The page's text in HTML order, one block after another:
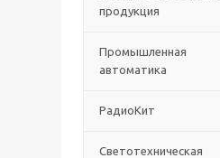
продукция
Промышленная
автоматика
РадиоКит
Светотехническая